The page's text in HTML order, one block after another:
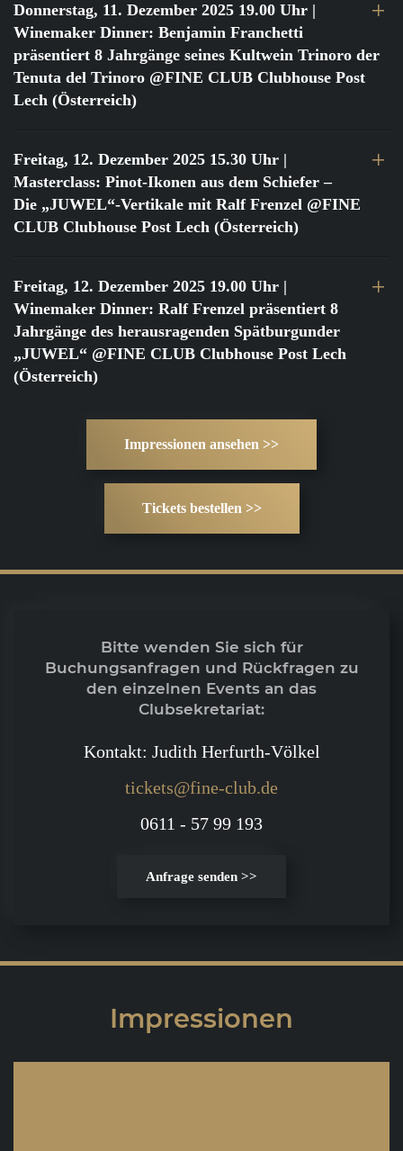
Donnerstag, 11. Dezember 2025 19.00 Uhr |
Winemaker Dinner: Benjamin Franchetti
präsentiert 8 Jahrgänge seines Kultwein Trinoro der
Tenuta del Trinoro @FINE CLUB Clubhouse Post
Lech (Österreich)
Freitag, 12. Dezember 2025 15.30 Uhr |
Masterclass: Pinot-Ikonen aus dem Schiefer –
Die „JUWEL“-Vertikale mit Ralf Frenzel @FINE
CLUB Clubhouse Post Lech (Österreich)
Freitag, 12. Dezember 2025 19.00 Uhr |
Winemaker Dinner: Ralf Frenzel präsentiert 8
Jahrgänge des herausragenden Spätburgunder
„JUWEL“ @FINE CLUB Clubhouse Post Lech
(Österreich)
Impressionen ansehen >>
Tickets bestellen >>
Bitte wenden Sie sich für
Buchungsanfragen und Rückfragen zu
den einzelnen Events an das
Clubsekretariat:
Kontakt: Judith Herfurth-Völkel
tickets@fine-club.de
0611 - 57 99 193
Anfrage senden >>
Impressionen